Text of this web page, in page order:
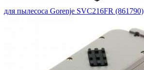
для пылесоса Gorenje SVC216FR (861790)